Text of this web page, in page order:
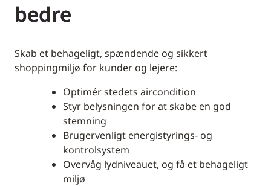
bedre
Skab et behageligt, spændende og sikkert
shoppingmiljø for kunder og lejere:
Optimér stedets aircondition
Styr belysningen for at skabe en god
stemning
Brugervenligt energistyrings- og
kontrolsystem
Overvåg lydniveauet, og få et behageligt
miljø